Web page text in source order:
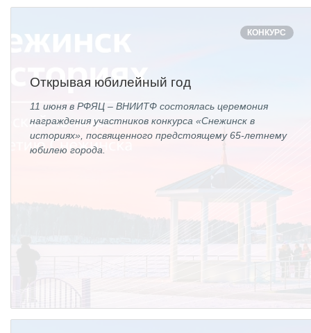
КОНКУРС
Открывая юбилейный год
11 июня в РФЯЦ – ВНИИТФ состоялась церемония
награждения участников конкурса «Снежинск в
историях», посвященного предстоящему 65-летнему
юбилею города.